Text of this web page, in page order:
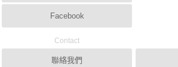
Facebook
Contact
聯絡我們